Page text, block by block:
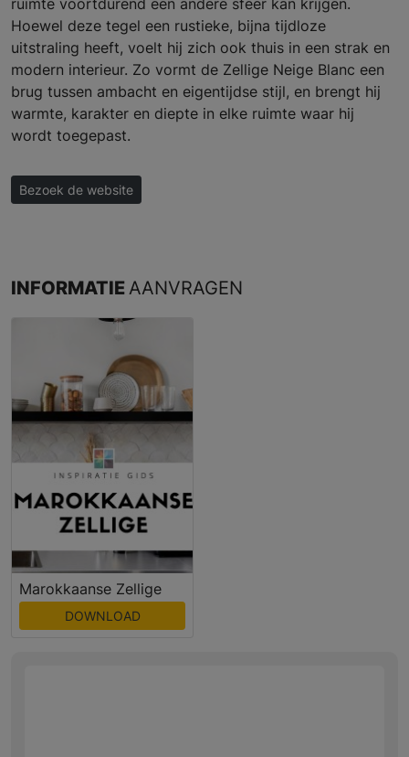
ruimte voortdurend een andere sfeer kan krijgen.
Hoewel deze tegel een rustieke, bijna tijdloze
uitstraling heeft, voelt hij zich ook thuis in een strak en
modern interieur. Zo vormt de Zellige Neige Blanc een
brug tussen ambacht en eigentijdse stijl, en brengt hij
warmte, karakter en diepte in elke ruimte waar hij
wordt toegepast.
Bezoek de website
INFORMATIEAANVRAGEN
Marokkaanse Zellige
DOWNLOAD